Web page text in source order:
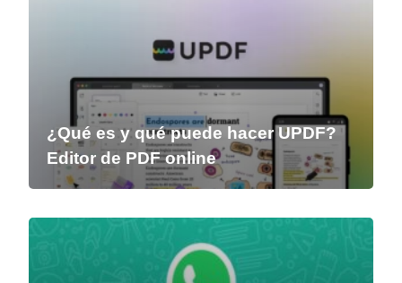
¿Qué es y qué puede hacer UPDF?
Editor de PDF online